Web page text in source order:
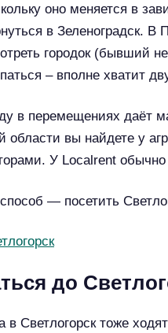
оно меняется в
в Зеленоградск.
городок (бывший
– вполне хватит
в перемещениях даёт
области вы найдете у
У Localrent
— посетить
до
в Светлогорск тоже